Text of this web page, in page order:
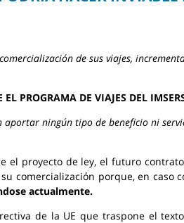
de sus viajes,
PROGRAMA DE VIAJES DEL
aportar ningún tipo de beneficio ni
el proyecto de ley, el futuro contrato
comercialización porque, en caso
actualmente.
de la UE que traspone el